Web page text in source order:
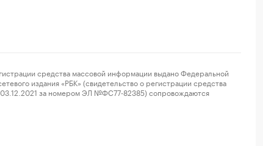
средства массовой информации выдано Федеральной
издания «РБК» (свидетельство о регистрации средства
за номером ЭЛ №ФС77-82385) сопровождаются